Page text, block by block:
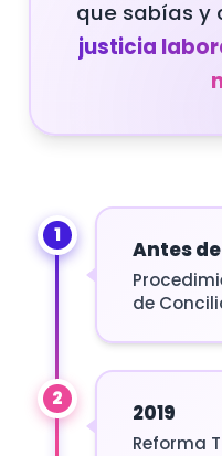
que sabías y
justicia
1
Antes de
de
2
2019
Reforma